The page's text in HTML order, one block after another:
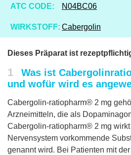
ATC CODE: N04BC06
WIRKSTOFF: Cabergolin
Dieses Präparat ist
1
Was ist
und wofür wird es
Cabergolin-ratiopharm® 2 mg
Arzneimitteln, die als
Cabergolin-ratiopharm® 2 mg
Nervensystem vorkommende
genannt wird. Bei Patienten mit